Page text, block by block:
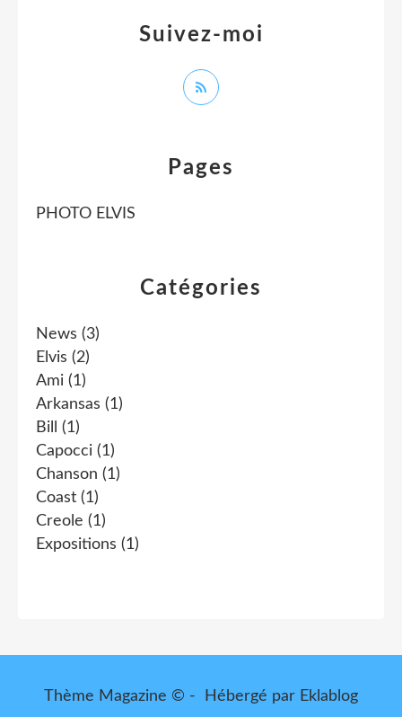
Catégories
News (3)
Elvis (2)
Ami (1)
Arkansas (1)
Bill
(1)
Capocci (1)
Chanson (1)
Coast (1)
Creole (1)
Expositions (1)
Pages
PHOTO ELVIS
Suivez-moi
Thème Magazine © - Hébergé par Eklablog